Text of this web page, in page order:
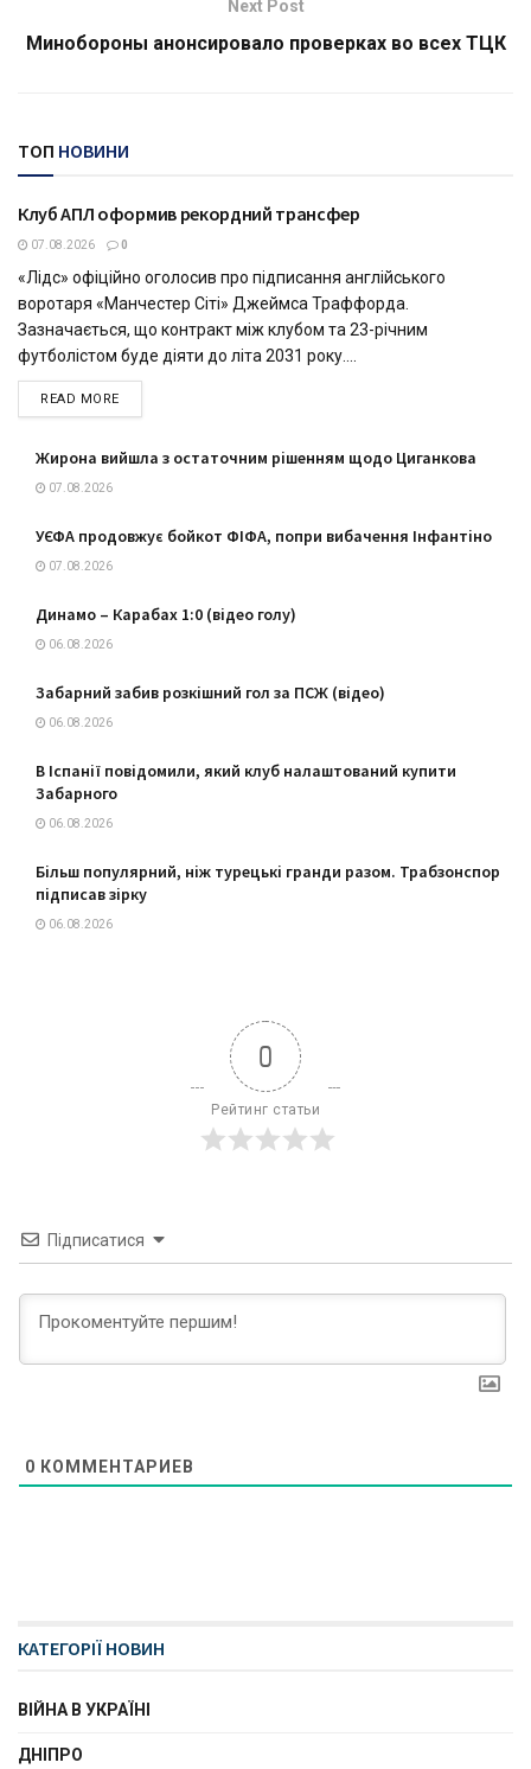
Next Post
Минобороны анонсировало проверках во всех ТЦК
ТОП НОВИНИ
СПОРТ
Клуб АПЛ оформив рекордний трансфер
07.08.2026 0
«Лідс» офіційно оголосив про підписання англійського
воротаря «Манчестер Сіті» Джеймса Траффорда.
Зазначається, що контракт між клубом та 23-річним
футболістом буде діяти до літа 2031 року....
READ MOREDETAILS
Жирона вийшла з остаточним рішенням щодо Циганкова
07.08.2026
УЄФА продовжує бойкот ФІФА, попри вибачення Інфантіно
07.08.2026
Динамо – Карабах 1:0 (відео голу)
06.08.2026
Забарний забив розкішний гол за ПСЖ (відео)
06.08.2026
В Іспанії повідомили, який клуб налаштований купити
Забарного
06.08.2026
Більш популярний, ніж турецькі гранди разом. Трабзонспор
підписав зірку
06.08.2026
0
Рейтинг статьи
Підписатися
0 КОММЕНТАРИЕВ
КАТЕГОРІЇ НОВИН
ВІЙНА В УКРАЇНІ
ДНІПРО